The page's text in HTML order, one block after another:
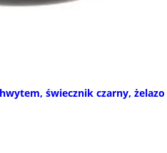
świecznik czarny, żelazo